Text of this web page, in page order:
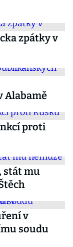
zpátky v
Alabamě
proti
stát mu
v
soudu